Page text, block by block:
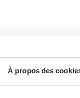
À propos des